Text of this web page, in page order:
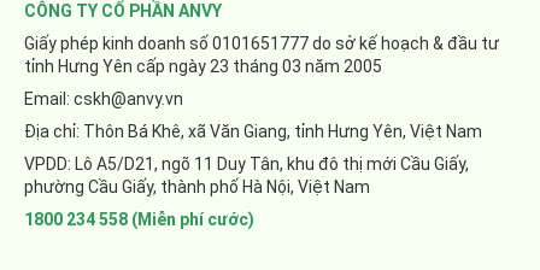
CÔNG TY CỔ PHẦN ANVY
Giấy phép kinh doanh số 0101651777 do sở kế hoạch & đầu tư
tỉnh Hưng Yên cấp ngày 23 tháng 03 năm 2005
Email: cskh@anvy.vn
Địa chỉ: Thôn Bá Khê, xã Văn Giang, tỉnh Hưng Yên, Việt Nam
VPDD: Lô A5/D21, ngõ 11 Duy Tân, khu đô thị mới Cầu Giấy,
phường Cầu Giấy, thành phố Hà Nội, Việt Nam
1800 234 558 (Miễn phí cước)